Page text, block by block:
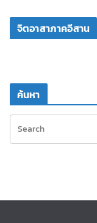
จิตอาสาภาคอีสาน
ค้นหา